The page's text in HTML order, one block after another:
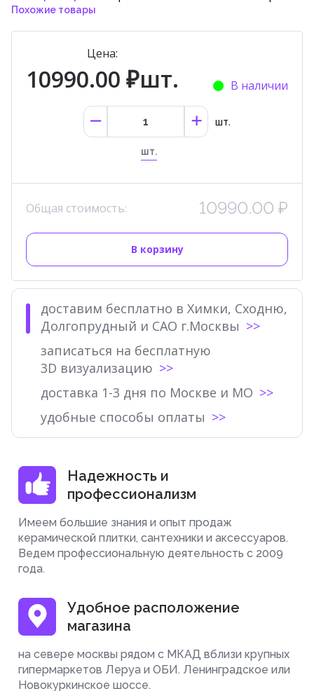
Похожие товары
Цена:
10990.00 ₽шт. В наличии
шт.
шт.
Общая стоимость: 10990.00 ₽
В корзину
доставим бесплатно в Химки, Сходню,
Долгопрудный и САО г.Москвы
записаться на бесплатную
3D визуализацию
доставка 1-3 дня по Москве и МО
удобные способы оплаты
Надежность и
профессионализм
Имеем большие знания и опыт продаж
керамической плитки, сантехники и аксессуаров.
Ведем профессиональную деятельность с 2009
года.
Удобное расположение
магазина
на севере москвы рядом с МКАД вблизи крупных
гипермаркетов Леруа и ОБИ. Ленинградское или
Новокуркинское шоссе.